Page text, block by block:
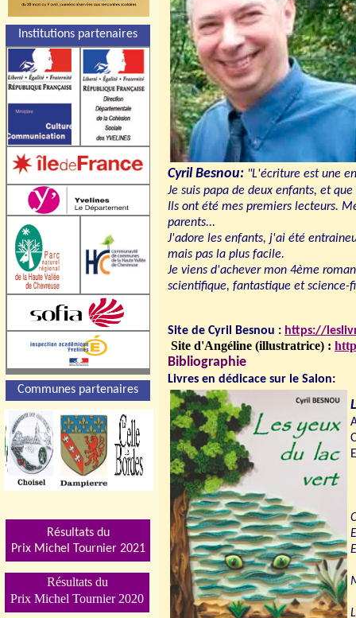
Cyril Besnou: "L'écriture est une
Je suis papa de deux enfants, et
Ils ont été mes premiers lecteurs.
parents...
J'adore les enfants, j'ai été
mais pas la plus facile.
Je viens d'achever mon 4ème
scientifique, fantastique et science-
Site de Cyril Besnou : https://
Site d'Angéline (illustratrice) :
Bibliographie
Livres en dédicace sur le Salon:
Institutions partenaires
Communes partenaires
Résultats du
Prix Michel Tournier 2020
Résultats du
Prix Michel Tournier 2021